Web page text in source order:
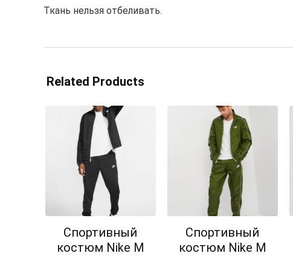
Ткань нельзя отбеливать.
Related Products
Спортивный
костюм Nike M
Спортивный
костюм Nike M